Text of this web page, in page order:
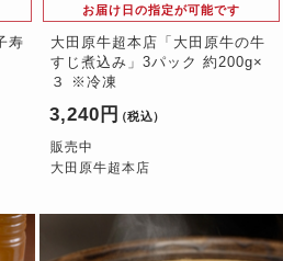
寿
お届け日の指定が可能です
大田原牛超本店「大田原牛の牛
すじ煮込み」3パック 約200g×
３ ※冷凍
3,240円 （税込）
販売中
大田原牛超本店